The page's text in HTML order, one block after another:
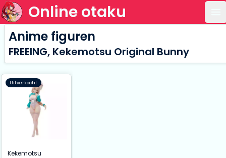
Online otaku
Anime figuren
FREEING, Kekemotsu Original Bunny
Uitverkocht
Kekemotsu